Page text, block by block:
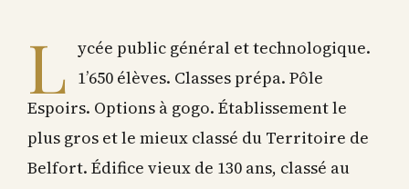
L ycée public général et technologique.
1’650 élèves. Classes prépa. Pôle
Espoirs. Options à gogo. Établissement le
plus gros et le mieux classé du Territoire de
Belfort. Édifice vieux de 130 ans, classé au